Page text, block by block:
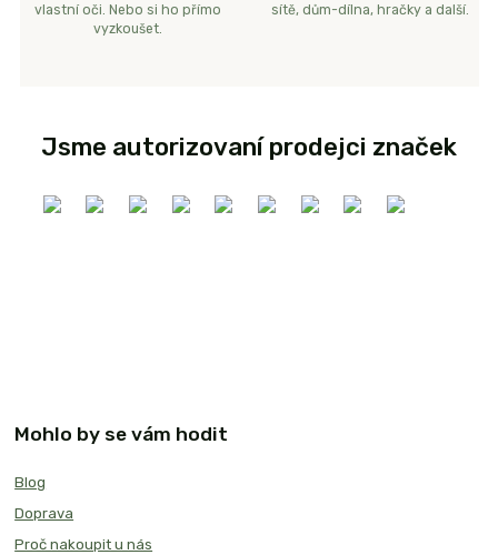
vlastní oči. Nebo si ho přímo
vyzkoušet.
sítě, dům-dílna, hračky a další.
Jsme autorizovaní prodejci značek
Mohlo by se vám hodit
Blog
Doprava
Proč nakoupit u nás